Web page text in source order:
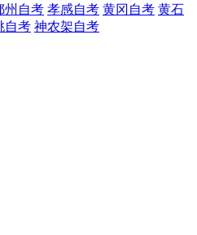
州自考 孝感自考 黄冈自考 黄石
自考 神农架自考